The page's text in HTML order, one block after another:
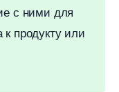
с ними для
продукту или